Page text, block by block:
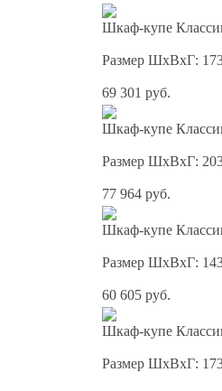
Шкаф-купе
Размер ШхВхГ:
69 301 руб.
Шкаф-купе
Размер ШхВхГ:
77 964 руб.
Шкаф-купе
Размер ШхВхГ:
60 605 руб.
Шкаф-купе
Размер ШхВхГ: